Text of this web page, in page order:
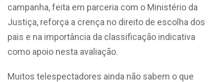
campanha, feita em parceria com o Ministério da
Justiça, reforça a crença no direito de escolha dos
pais e na importância da classificação indicativa
como apoio nesta avaliação.
Muitos telespectadores ainda não sabem o que